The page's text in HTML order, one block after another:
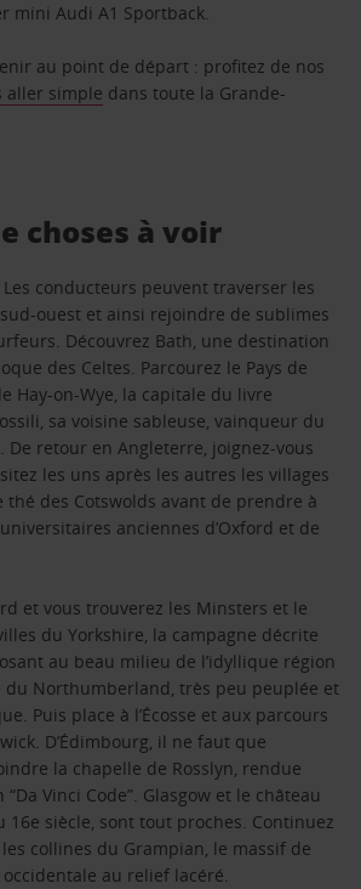
mini Audi A1 Sportback.
au point de départ : profitez de nos
aller simple dans toute la Grande-
choses à voir
Les conducteurs peuvent traverser les
ouest et ainsi rejoindre de sublimes
Découvrez Bath, une destination
des Celtes. Parcourez le Pays de
Hay-on-Wye, la capitale du livre
sa voisine sableuse, vainqueur du
De retour en Angleterre, joignez-vous
les uns après les autres les villages
thé des Cotswolds avant de prendre à
anciennes d’Oxford et de
et vous trouverez les Minsters et le
du Yorkshire, la campagne décrite
au beau milieu de l’idyllique région
du Northumberland, très peu peuplée et
Puis place à l’Écosse et aux parcours
D’Édimbourg, il ne faut que
la chapelle de Rosslyn, rendue
Vinci Code”. Glasgow et le château
16e siècle, sont tout proches. Continuez
collines du Grampian, le massif de
au relief lacéré.